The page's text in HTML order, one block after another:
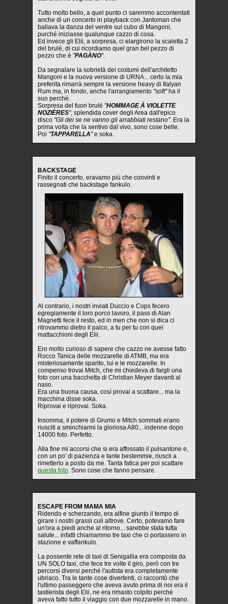
Tutto molto bello, a quel punto ci saremmo accontentati
anche di un concerto in playback con Jantoman che
ballava la danza del ventre sul cubo di Mangoni,
purché iniziasse qualunque cazzo di cosa.
Ed invece gli Elii, a sorpresa, ci elargirono la scaletta 2
del brulé, di cui ricordiamo quel gran bel pezzo di
pezzo che è "PAGÀNO".
Da segnalare la sobrietà dei costumi dell'architetto
Mangoni e la nuova versione di URNA... certo la mia
preferita rimarrà sempre la versione heavy di Italyan
Rum ma, in fondo, anche l'arrangiamento "soft"ha il
suo perché.
Sorpresa del fuori brulé "HOMMAGE À VIOLETTE
NOZIÈRES", splendida cover degli Area dall'epico
disco "Gli dei se ne vanno gli arrabbiati restano". Era la
prima volta che la sentivo dal vivo, sono cose belle.
Poi "TAPPARELLA"e soka.
BACKSTAGE
Finito il concerto, eravamo più che convinti e
rassegnati che backstage fankulo.
Al contrario, i nostri inviati Duccio e Cops fecero
egregiamente il loro porco lavoro, il pass di Alan
Magnetti fece il resto, ed in men che non si dica ci
ritrovammo dietro il palco, a tu per tu con quei
mattacchioni degli Elii.
Ero molto curioso di sapere che cazzo ne avesse fatto
Rocco Tanica delle mozzarelle di ATMB, ma era
misteriosamente sparito, lui e le mozzarelle. In
compenso trovai Mitch, che mi chiedeva di fargli una
foto con una bacchetta di Christian Meyer davanti al
naso.
Era una buona causa, così provai a scattare... ma la
macchina disse soka.
Riprovai e riprovai. Soka.
Insomma, il potere di Grumo e Mitch sommati erano
riusciti a sminchiarmi la gloriosa A80... indenne dopo
14000 foto. Perfetto.
Alla fine mi accorsi che si era affossato il pulsantone e,
con un po' di pazienza e tante bestemmie, riuscii a
rimetterlo a posto da me. Tanta fatica per poi scattare
questa foto. Sono cose che fanno pensare.
ESCAPE FROM MAMA MIA
Ridendo e scherzando, era alfine giunto il tempo di
girare i nostri grassi culi altrove. Certo, potevamo fare
un'ora a piedi anche al ritorno... sarebbe stata tutta
salute... infatti chiamammo tre taxi che ci portassero in
stazione e vaffankulo.
La possente rete di taxi di Senigallia era composta da
UN SOLO taxi, che fece tre volte il giro, però con tre
percorsi diversi perché l'autista era completamente
ubriaco. Tra le tante cose divertenti, ci raccontò che
l'ultimo passeggero che aveva avuto prima di noi era il
tastierista degli Elii, ne era rimasto colpito perché
aveva fatto tutto il viaggio con due mozzarelle in mano.